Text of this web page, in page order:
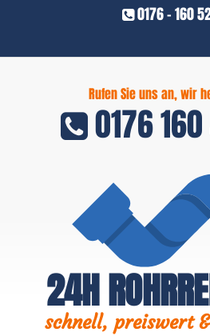
0176 - 160
Rufen Sie uns an, wir
0176
24H
schnell, preiswert